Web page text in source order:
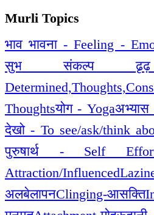
Murli Topics
भाव भावना - Feeling -
सुभ संकल्प
Thoughtsयोग - Yogaअभ्यास
देखो - To see/ask/think
पुरुषार्थ - Self
Attraction/Influenced
अलबेलापनClinging-आसक्ति